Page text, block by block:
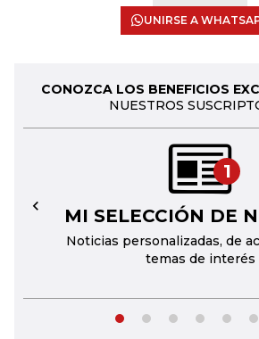
UNIRSE A
CONOZCA LOS BENEFICIOS
NUESTROS
1
MI SELECCIÓN DE
Noticias personalizadas, de
temas de interés
←